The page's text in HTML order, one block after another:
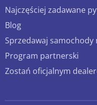
Najczęściej zadawane
Blog
Sprzedawaj samochody
Program partnerski
Zostań oficjalnym